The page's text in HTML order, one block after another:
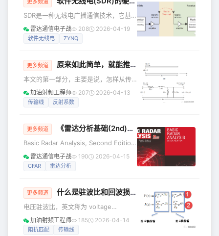
不是有影响。 本来想，就用最原始的方
法，把PCB的TOP层和孔的一些信息导
出到dxf，然后稍微手工删减一下，再导
入ADS，设置个两层板的叠层结构，一
更多频道
SDR是一种无线电广播通信技术，它基
于软件定义的无线通信协议而非通过硬
连线实现。频带、空中接口协议和功能
过软件或可重定义逻辑改变自身功能的
能力，从而通过动态加载新的波形和协
议可使用不同的波形和协议操作。 传统
的商用基站体积较大，需要设计很多专
用的硬件电路；而SDR基站体积较小，
舍去了传统无线电
雷达通信电子战 208 2026-04-19
软件无线电 ZYNQ
更多频道 原来如此简单，就能推导出传输线上的反射系数
本文的第一部分，主要是说，怎样从传
输线的等效电路，推导出传输线的电报
方程，从而给出传输线中电压和电流的
的反射系数，输入阻抗等参数。 （一）
导，电容并联，如下图所示。 这个等
效图，可以这样理解。 首先，这个图取
的是传输线上无线小的一段，dZ，而传
微带线为
加油射频工程师 207 2026-04-13
传输线 反射系数
更多频道 《雷达分析基础(2nd)》第二版（含全书源码）
Basic Radar Analysis, Second Edition
涵盖了几个关键的雷达分析领域：雷达
距离方程、检测理论、模糊函数、波
雷达距离方程、各种参数、匹配滤波理
论和Swerling目标模型来预测雷达系统
的检测性能。熟悉各种信号处理器的性
能，包括单脉冲、脉冲多普勒、LFM、
NLFM和BPSK，知道MTI处理、积分
雷达通信电子战 190 2026-04-15
CFAR 雷达分析
更多频道 什么是驻波比和回波损耗
电压驻波比，英文称为 voltage
standing wave ratio，简称VSWR，是
射频领域中一个非常重要的概念。 随便
加油射频工程师 185 2026-04-14
阻抗匹配 传输线